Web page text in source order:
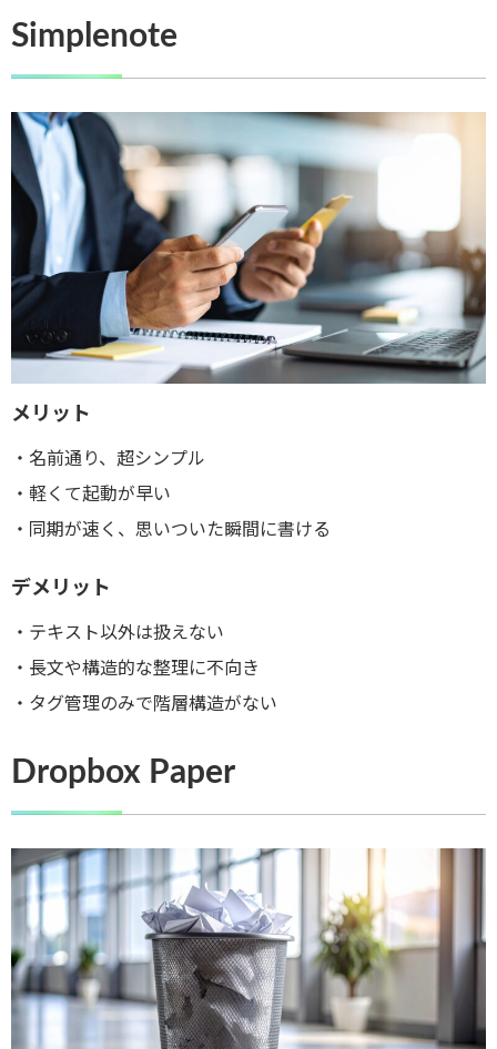
Simplenote
メリット
・名前通り、超シンプル
・軽くて起動が早い
・同期が速く、思いついた瞬間に書ける
デメリット
・テキスト以外は扱えない
・長文や構造的な整理に不向き
・タグ管理のみで階層構造がない
Dropbox Paper